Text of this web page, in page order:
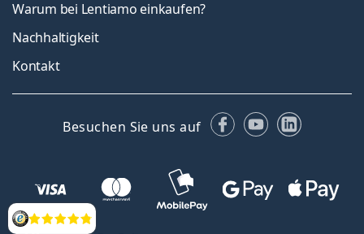
Bewertung
Warum bei Lentiamo einkaufen?
Nachhaltigkeit
Kontakt
Besuchen Sie uns auf Facebook
YouTubeLinkedIn